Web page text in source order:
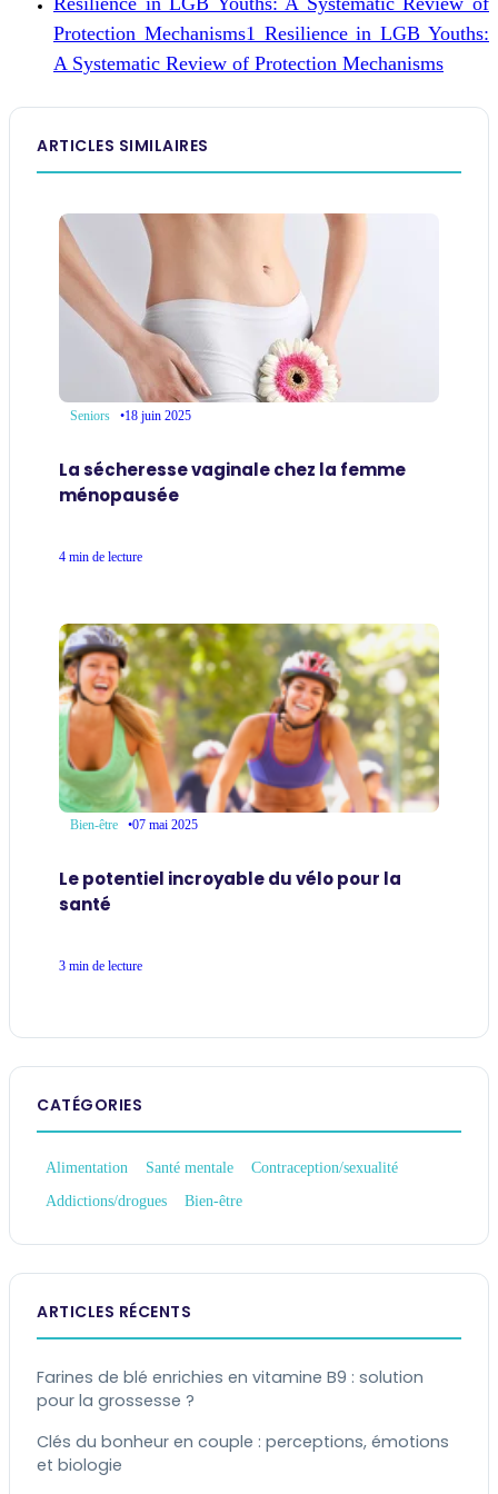
Protection Mechanisms1 Resilience in LGB Youths:
A Systematic Review of Protection Mechanisms
ARTICLES SIMILAIRES
Seniors •18 juin 2025
La sécheresse vaginale chez la femme
ménopausée
4 min de lecture
Bien-être •07 mai 2025
Le potentiel incroyable du vélo pour la
santé
3 min de lecture
CATÉGORIES
Alimentation Santé mentale
Contraception/sexualité
Addictions/drogues
Bien-être
ARTICLES RÉCENTS
Farines de blé enrichies en vitamine B9 : solution
pour la grossesse ?
Clés du bonheur en couple : perceptions, émotions
et biologie